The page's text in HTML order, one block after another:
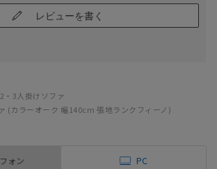
レビューを書く
2・3人掛けソファ
(カラーオーク 幅140cm 張地ランクフィーノ)
ォン PC